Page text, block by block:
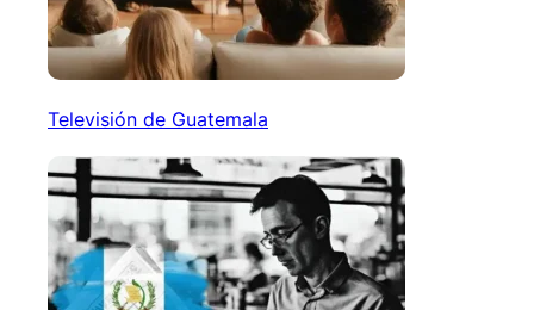
Televisión de Guatemala